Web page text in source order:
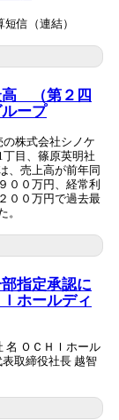
信（連結）
高 （第２四
ープ
株式会社シノケ
目、篠原英明社
、売上高が前年同
００万円、経常利
００万円で過去最
。
指定承認に
ホールディ
名 ＯＣＨＩホール
取締役社長 越智